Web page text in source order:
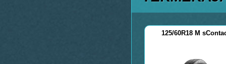
125/60R18 M